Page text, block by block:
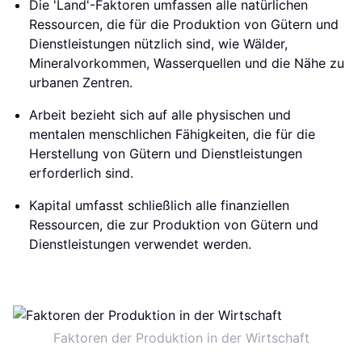
Die 'Land'-Faktoren umfassen alle natürlichen
Ressourcen, die für die Produktion von Gütern und
Dienstleistungen nützlich sind, wie Wälder,
Mineralvorkommen, Wasserquellen und die Nähe zu
urbanen Zentren.
Arbeit bezieht sich auf alle physischen und
mentalen menschlichen Fähigkeiten, die für die
Herstellung von Gütern und Dienstleistungen
erforderlich sind.
Kapital umfasst schließlich alle finanziellen
Ressourcen, die zur Produktion von Gütern und
Dienstleistungen verwendet werden.
Faktoren der Produktion in der Wirtschaft